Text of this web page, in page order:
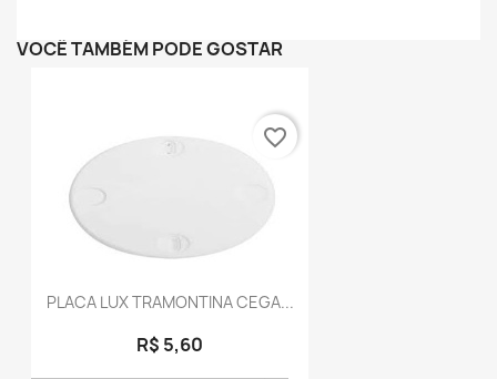
VOCÊ TAMBÉM PODE GOSTAR
PLACA LUX TRAMONTINA CEGA...
R$ 5,60
favorite_border